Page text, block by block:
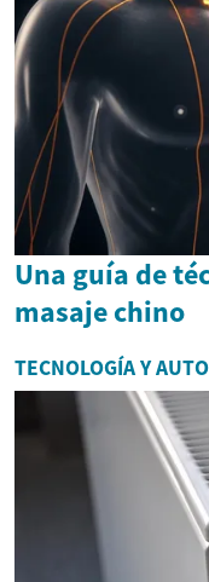
Una guía de
masaje chino
TECNOLOGÍA Y